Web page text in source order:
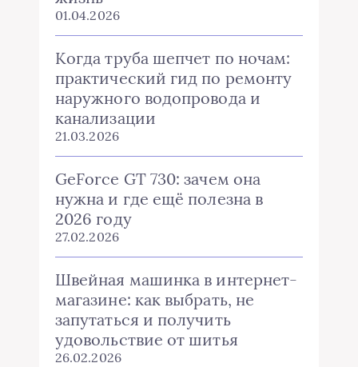
01.04.2026
Когда труба шепчет по ночам:
практический гид по ремонту
наружного водопровода и
канализации
21.03.2026
GeForce GT 730: зачем она
нужна и где ещё полезна в
2026 году
27.02.2026
Швейная машинка в интернет-
магазине: как выбрать, не
запутаться и получить
удовольствие от шитья
26.02.2026